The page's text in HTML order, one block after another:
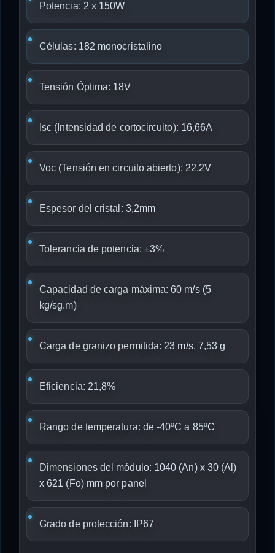
Potencia: 2 x 150W
Células: 182 monocristalino
Tensión Óptima: 18V
Isc (Intensidad de cortocircuito): 16,66A
Voc (Tensión en circuito abierto): 22,2V
Espesor del cristal: 3,2mm
Tolerancia de potencia: ±3%
Capacidad de carga máxima: 60 m/s (5
kg/sg.m)
Carga de granizo permitida: 23 m/s, 7,53 g
Eficiencia: 21,8%
Rango de temperatura: de -40ºC a 85ºC
Dimensiones del módulo: 1040 (An) x 30 (Al)
x 621 (Fo) mm por panel
Grado de protección: IP67